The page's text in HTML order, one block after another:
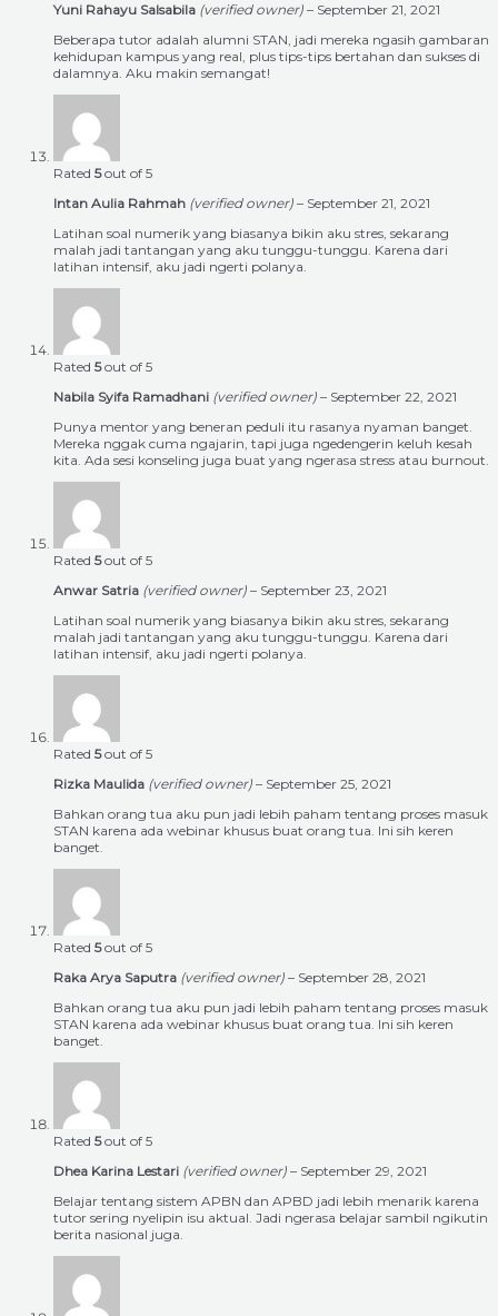
Yuni Rahayu Salsabila (verified owner) – September 21, 2021
Beberapa tutor adalah alumni STAN, jadi mereka ngasih gambaran
kehidupan kampus yang real, plus tips-tips bertahan dan sukses di
dalamnya. Aku makin semangat!
Rated 5out of 5
Intan Aulia Rahmah (verified owner) – September 21, 2021
Latihan soal numerik yang biasanya bikin aku stres, sekarang
malah jadi tantangan yang aku tunggu-tunggu. Karena dari
latihan intensif, aku jadi ngerti polanya.
Rated 5out of 5
Nabila Syifa Ramadhani (verified owner) – September 22, 2021
Punya mentor yang beneran peduli itu rasanya nyaman banget.
Mereka nggak cuma ngajarin, tapi juga ngedengerin keluh kesah
kita. Ada sesi konseling juga buat yang ngerasa stress atau burnout.
Rated 5out of 5
Anwar Satria (verified owner) – September 23, 2021
Latihan soal numerik yang biasanya bikin aku stres, sekarang
malah jadi tantangan yang aku tunggu-tunggu. Karena dari
latihan intensif, aku jadi ngerti polanya.
Rated 5out of 5
Rizka Maulida (verified owner) – September 25, 2021
Bahkan orang tua aku pun jadi lebih paham tentang proses masuk
STAN karena ada webinar khusus buat orang tua. Ini sih keren
banget.
Rated 5out of 5
Raka Arya Saputra (verified owner) – September 28, 2021
Bahkan orang tua aku pun jadi lebih paham tentang proses masuk
STAN karena ada webinar khusus buat orang tua. Ini sih keren
banget.
Rated 5out of 5
Dhea Karina Lestari (verified owner) – September 29, 2021
Belajar tentang sistem APBN dan APBD jadi lebih menarik karena
tutor sering nyelipin isu aktual. Jadi ngerasa belajar sambil ngikutin
berita nasional juga.